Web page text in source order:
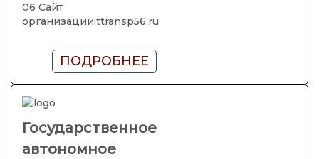
06 Сайт
организации:ttransp56.ru
ПОДРОБНЕЕ
Государственное
автономное